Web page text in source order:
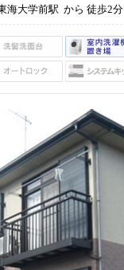
海大学前駅 から 徒歩2分